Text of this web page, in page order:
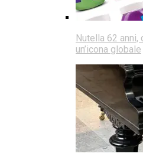
Nutella 62 anni,
un’icona globale